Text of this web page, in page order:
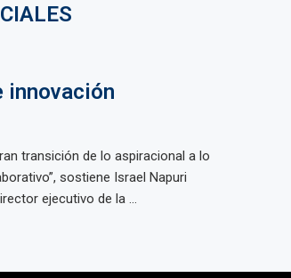
innovación
transición de lo aspiracional a lo
sostiene Israel Napuri
ejecutivo de la ...